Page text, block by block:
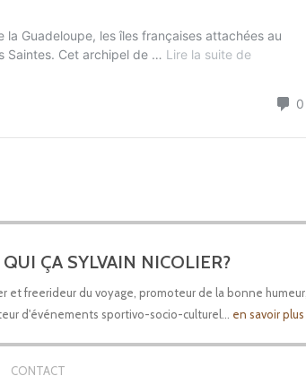
QUI ÇA SYLVAIN NICOLIER?
et freerideur du voyage, promoteur de la bonne humeur,
d'événements sportivo-socio-culturel... en savoir plus
CONTACT